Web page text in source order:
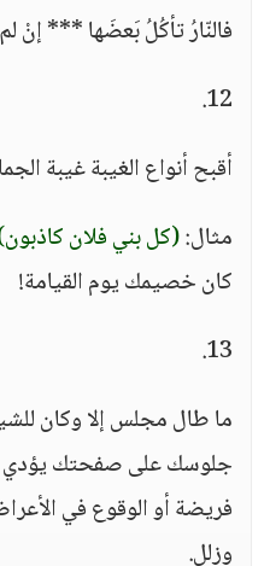
فالنّارُ تأكُلُ بَعضَها *** إنْ
12.
أقبح أنواع الغيبة غيبة
مثال:(كل بني فلان
كان خصيمك يوم القيامة!
13.
ما طال مجلس إلا وكان
جلوسك على صفحتك يؤدي
فريضة أو الوقوع في
وزلل.